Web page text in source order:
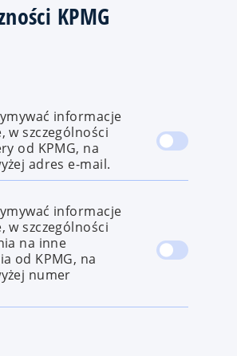
KPMG
informacje
w szczególności
od KPMG, na
adres e-mail.
informacje
w szczególności
na inne
od KPMG, na
numer